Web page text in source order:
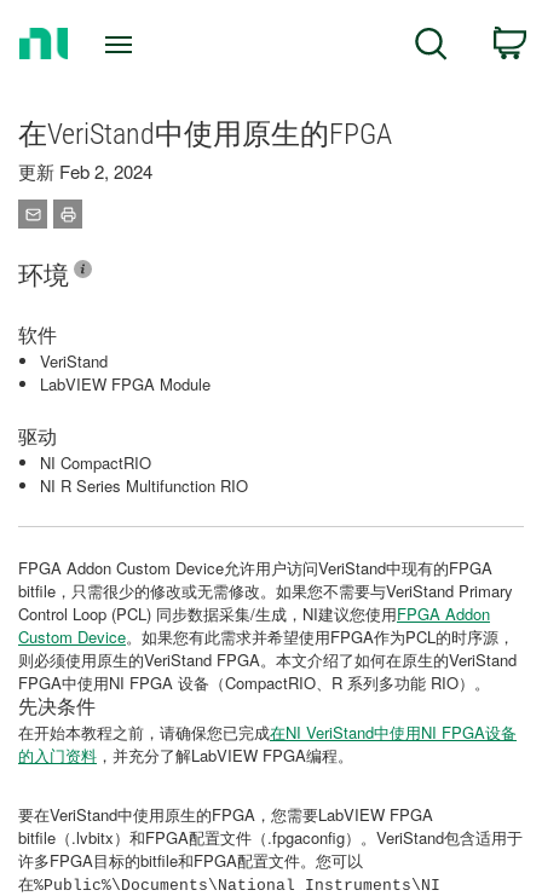
Search
在VeriStand中使用原生的FPGA
更新 Feb 2, 2024
环境
软件
VeriStand
LabVIEW FPGA Module
驱动
NI CompactRIO
NI R Series Multifunction RIO
FPGA Addon Custom Device允许用户访问VeriStand中现有的FPGA
bitfile，只需很少的修改或无需修改。如果您不需要与VeriStand Primary
Control Loop (PCL) 同步数据采集/生成，NI建议您使用FPGA Addon
Custom Device。如果您有此需求并希望使用FPGA作为PCL的时序源，
则必须使用原生的VeriStand FPGA。本文介绍了如何在原生的VeriStand
FPGA中使用NI FPGA 设备（CompactRIO、R 系列多功能 RIO）。
先决条件
在开始本教程之前，请确保您已完成在NI VeriStand中使用NI FPGA设备
的入门资料 ，并充分了解LabVIEW FPGA编程。
要在VeriStand中使用原生的FPGA，您需要LabVIEW FPGA
bitfile（.lvbitx）和FPGA配置文件（.fpgaconfig）。VeriStand包含适用于
许多FPGA目标的bitfile和FPGA配置文件。您可以
在%Public%\Documents\National Instruments\NI